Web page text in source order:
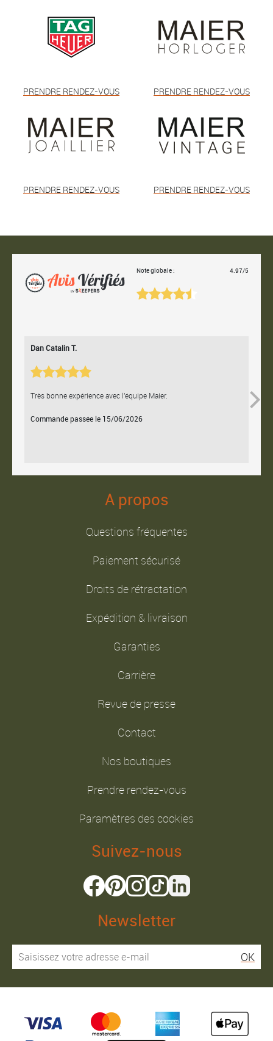
PRENDRE RENDEZ-VOUS PRENDRE RENDEZ-VOUS
PRENDRE RENDEZ-VOUS PRENDRE RENDEZ-VOUS
Note globale : 4.97/5
Dan Catalin T.
Très bonne expérience avec l'équipe Maier.
Commande passée le 15/06/2026
A propos
Questions fréquentes
Paiement sécurisé
Droits de rétractation
Expédition & livraison
Garanties
Carrière
Revue de presse
Contact
Nos boutiques
Prendre rendez-vous
Paramètres des cookies
Suivez-nous
Newsletter
OK